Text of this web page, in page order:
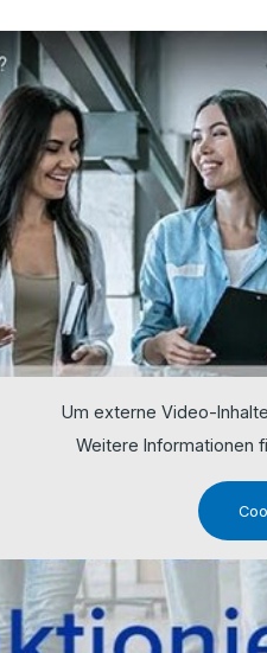
Um externe Video-
Weitere Informationen